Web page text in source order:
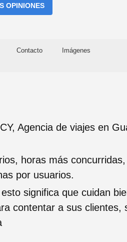
OPINIONES
Contacto Imágenes
Agencia de viajes en
horas más concurridas,
por usuarios.
significa que cuidan
contentar a sus clientes,